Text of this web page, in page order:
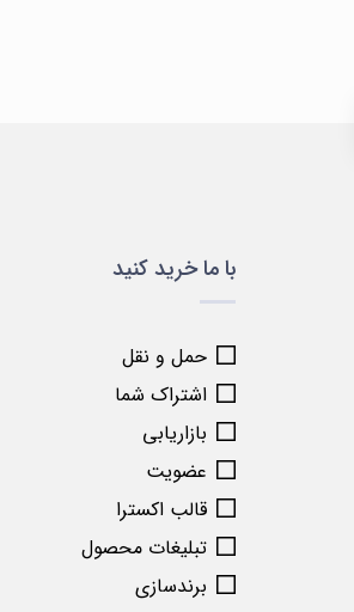
با ما خرید کنید
حمل و نقل
اشتراک شما
بازاریابی
عضویت
قالب اکسترا
تبلیغات محصول
برندسازی